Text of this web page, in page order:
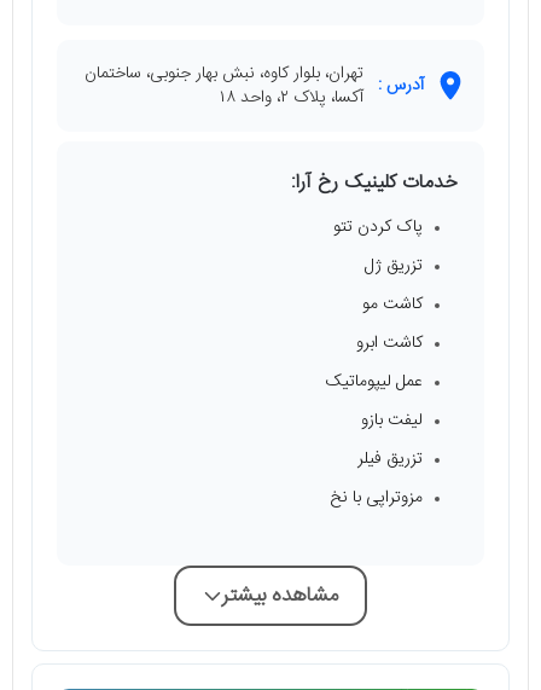
آدرس : تهران، بلوار کاوه، نبش بهار جنوبی، ساختمان
آکسا، پلاک ۲، واحد ۱۸
خدمات کلینیک رخ آرا:
پاک کردن تتو
تزریق ژل
کاشت مو
کاشت ابرو
عمل لیپوماتیک
لیفت بازو
تزریق فیلر
مزوتراپی با نخ
مشاهده بیشتر